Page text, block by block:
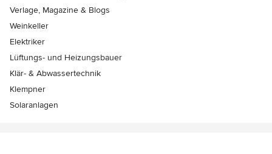
Verlage, Magazine & Blogs
Weinkeller
Elektriker
Lüftungs- und Heizungsbauer
Klär- & Abwassertechnik
Klempner
Solaranlagen